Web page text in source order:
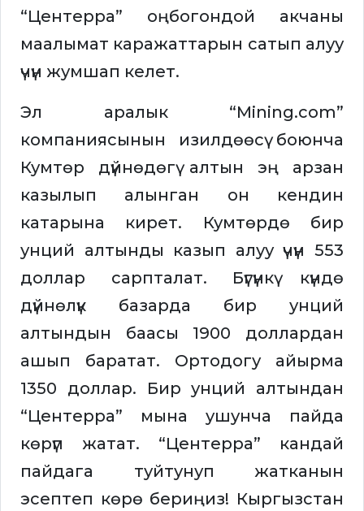
“Центерра” оңбогондой акчаны
маалымат каражаттарын сатып алуу
үчүн жумшап келет.
Эл аралык “Mining.com”
компаниясынын изилдөөсү боюнча
Кумтөр дүйнөдөгү алтын эң арзан
казылып алынган он кендин
катарына кирет. Кумтөрдө бир
унций алтынды казып алуу үчүн 553
доллар сарпталат. Бүгүнкү күндө
дүйнөлүк базарда бир унций
алтындын баасы 1900 доллардан
ашып баратат. Ортодогу айырма
1350 доллар. Бир унций алтындан
“Центерра” мына ушунча пайда
көрүп жатат. “Центерра” кандай
пайдага туйтунуп жатканын
эсептеп көрө бериңиз! Кыргызстан